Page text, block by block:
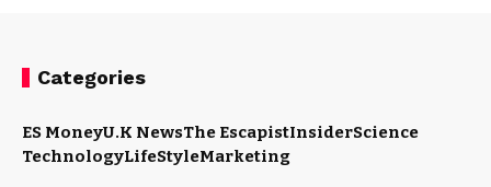
Categories
ES MoneyU.K NewsThe EscapistInsiderScience
TechnologyLifeStyleMarketing